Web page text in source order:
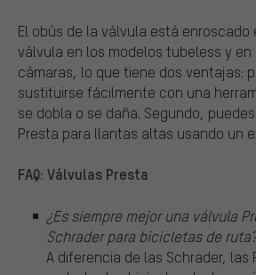
El obús de la válvula está enroscado
válvula en los modelos tubeless y en
cámaras, lo que tiene dos ventajas:
sustituirse fácilmente con una
se dobla o se daña. Segundo,
Presta para llantas altas usando un
FAQ: Válvulas Presta
¿Es siempre mejor una válvula
Schrader para bicicletas de
A diferencia de las Schrader, las